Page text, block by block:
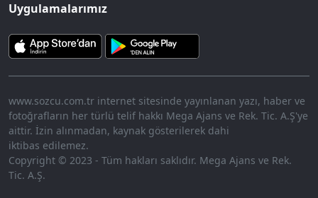
Uygulamalarımız
www.sozcu.com.tr internet sitesinde yayınlanan yazı, haber ve
fotoğrafların her türlü telif hakkı Mega Ajans ve Rek. Tic. A.Ş'ye
aittir. İzin alınmadan, kaynak gösterilerek dahi
iktibas edilemez.
Copyright © 2023 - Tüm hakları saklıdır. Mega Ajans ve Rek.
Tic. A.Ş.